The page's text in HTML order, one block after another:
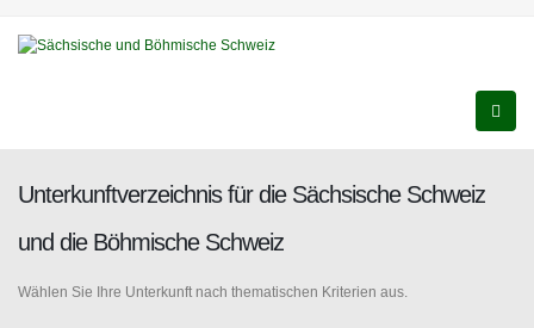
Unterkunftverzeichnis für die Sächsische Schweiz
und die Böhmische Schweiz
Wählen Sie Ihre Unterkunft nach thematischen Kriterien aus.